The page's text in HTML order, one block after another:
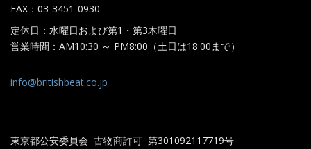
FAX：03-3451-0930
定休日：水曜日および第1・第3木曜日
営業時間：AM10:30 ～ PM8:00（土日は18:00まで）
info@britishbeat.co.jp
東京都公安委員会 古物商許可 第301092117719号